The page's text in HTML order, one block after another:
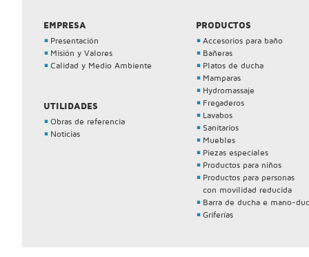
EMPRESA
Presentación
Misión y Valores
Calidad y Medio Ambiente
UTILIDADES
Obras de referencia
Noticias
PRODUCTOS
Accesorios para baño
Bañeras
Platos de ducha
Mamparas
Hydromassaje
Fregaderos
Lavabos
Sanitarios
Muebles
Piezas especiales
Productos para niños
Productos para personas
con movilidad reducida
Barra de ducha e mano-
Griferías